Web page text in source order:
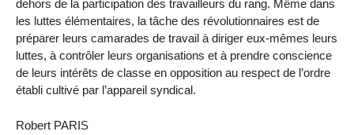
dehors de la participation des travailleurs du rang. Même dans
les luttes élémentaires, la tâche des révolutionnaires est de
préparer leurs camarades de travail à diriger eux-mêmes leurs
luttes, à contrôler leurs organisations et à prendre conscience
de leurs intérêts de classe en opposition au respect de l’ordre
établi cultivé par l’appareil syndical.
Robert PARIS